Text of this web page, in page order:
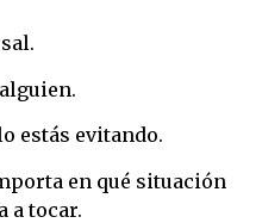
estás evitando.
en qué situación
a tocar.